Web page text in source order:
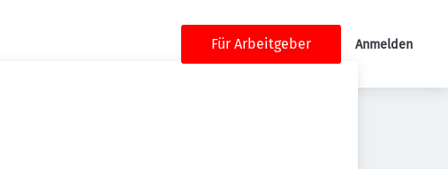
Für Arbeitgeber Anmelden